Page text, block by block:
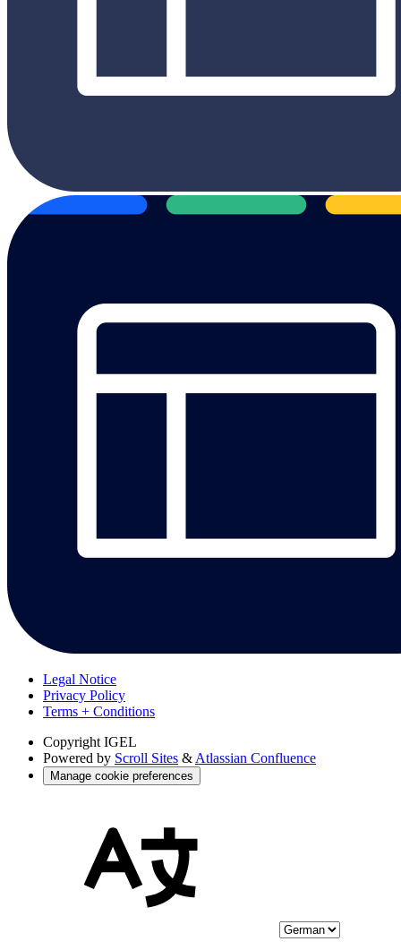
Legal Notice
Privacy Policy
Terms + Conditions
Copyright IGEL
Powered by Scroll Sites & Atlassian Confluence
Manage cookie preferences